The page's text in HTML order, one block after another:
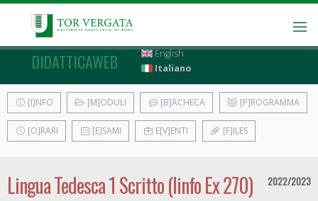
DIDATTICAWEB
English
Italiano
[I]NFO [M]ODULI [B]ACHECA [P]ROGRAMMA
[O]RARI [E]SAMI E[V]ENTI [F]ILES
Lingua Tedesca 1 Scritto (linfo Ex 270) 2022/2023